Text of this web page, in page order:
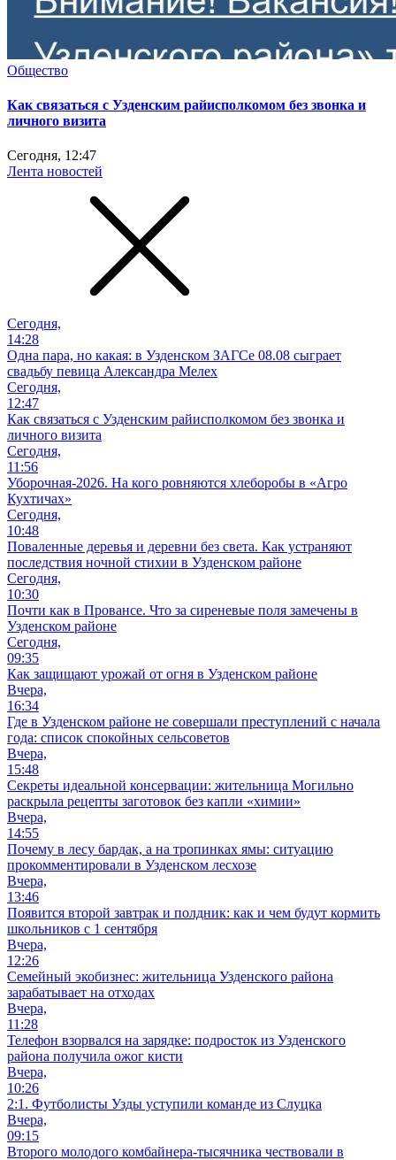
Общество
Как связаться с Узденским райисполкомом без звонка и
личного визита
Сегодня, 12:47
Лента новостей
Сегодня,
14:28
Одна пара, но какая: в Узденском ЗАГСе 08.08 сыграет
свадьбу певица Александра Мелех
Сегодня,
12:47
Как связаться с Узденским райисполкомом без звонка и
личного визита
Сегодня,
11:56
Уборочная-2026. На кого ровняются хлеборобы в «Агро
Кухтичах»
Сегодня,
10:48
Поваленные деревья и деревни без света. Как устраняют
последствия ночной стихии в Узденском районе
Сегодня,
10:30
Почти как в Провансе. Что за сиреневые поля замечены в
Узденском районе
Сегодня,
09:35
Как защищают урожай от огня в Узденском районе
Вчера,
16:34
Где в Узденском районе не совершали преступлений с начала
года: список спокойных сельсоветов
Вчера,
15:48
Секреты идеальной консервации: жительница Могильно
раскрыла рецепты заготовок без капли «химии»
Вчера,
14:55
Почему в лесу бардак, а на тропинках ямы: ситуацию
прокомментировали в Узденском лесхозе
Вчера,
13:46
Появится второй завтрак и полдник: как и чем будут кормить
школьников с 1 сентября
Вчера,
12:26
Семейный экобизнес: жительница Узденского района
зарабатывает на отходах
Вчера,
11:28
Телефон взорвался на зарядке: подросток из Узденского
района получила ожог кисти
Вчера,
10:26
2:1. Футболисты Узды уступили команде из Слуцка
Вчера,
09:15
Второго молодого комбайнера-тысячника чествовали в